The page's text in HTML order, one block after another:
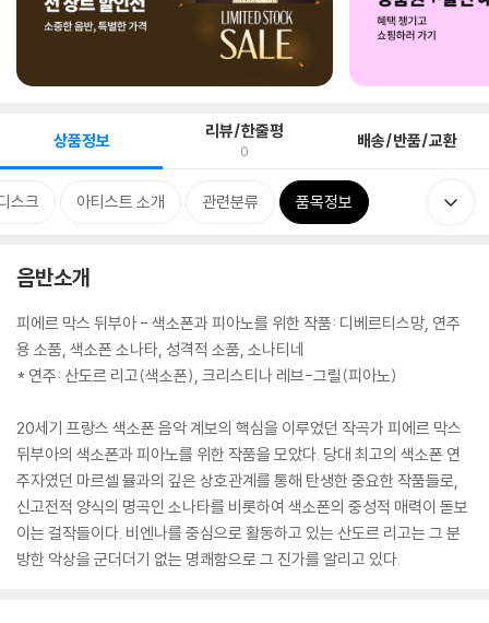
상품정보 리뷰/한줄평
0 배송/반품/교환
스크 아티스트 소개 관련분류 품목정보
음반소개
피에르 막스 뒤부아 - 색소폰과 피아노를 위한 작품: 디베르티스망, 연주
용 소품, 색소폰 소나타, 성격적 소품, 소나티네
* 연주: 산도르 리고(색소폰), 크리스티나 레브-그릴(피아노)
20세기 프랑스 색소폰 음악 계보의 핵심을 이루었던 작곡가 피에르 막스
뒤부아의 색소폰과 피아노를 위한 작품을 모았다. 당대 최고의 색소폰 연
주자였던 마르셀 뮬과의 깊은 상호관계를 통해 탄생한 중요한 작품들로,
신고전적 양식의 명곡인 소나타를 비롯하여 색소폰의 중성적 매력이 돋보
이는 걸작들이다. 비엔나를 중심으로 활동하고 있는 산도르 리고는 그 분
방한 악상을 군더더기 없는 명쾌함으로 그 진가를 알리고 있다.